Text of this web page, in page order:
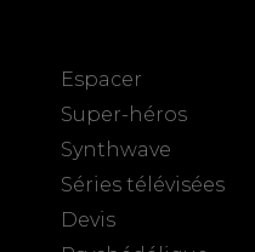
Espacer
Super-héros
Synthwave
Séries télévisées
Devis